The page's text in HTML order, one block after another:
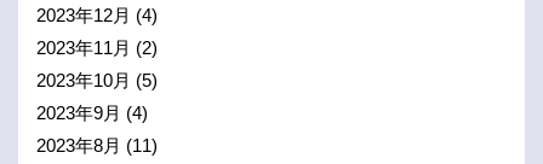
2023年12月 (4)
2023年11月 (2)
2023年10月 (5)
2023年9月 (4)
2023年8月 (11)